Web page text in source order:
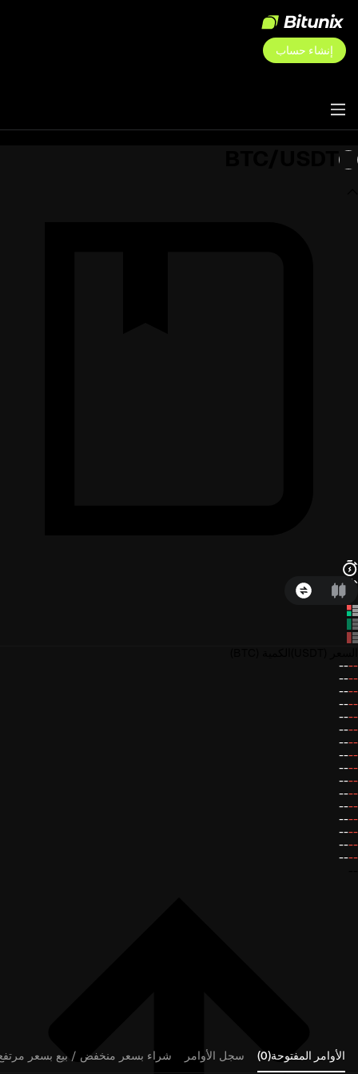
إنشاء حساب
--
--
--
--
--
--
--
--
--
--
--
--
--
--
--
--
--
--
--
--
--
--
--
--
--
--
--
--
--
--
--
--
الأوامر المفتوحة(0) سجل الأوامر
شراء بسعر منخفض / بيع بسعر مرتفع